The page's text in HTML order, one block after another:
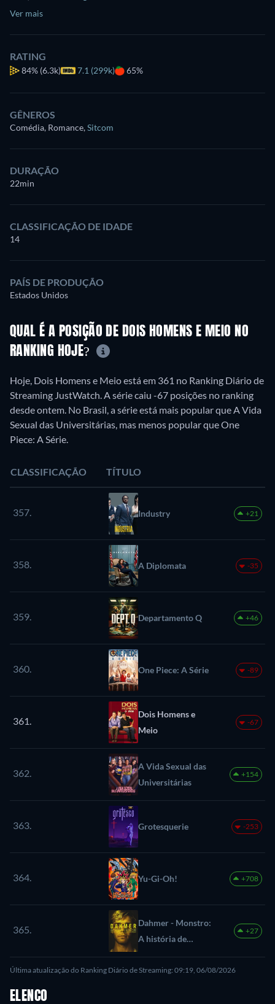
Ver mais
RATING
84% (6.3k) 7.1 (299k) 65%
GÊNEROS
Comédia, Romance,Sitcom
DURAÇÃO
22min
CLASSIFICAÇÃO DE IDADE
14
PAÍS DE PRODUÇÃO
Estados Unidos
QUAL É A POSIÇÃO DE DOIS HOMENS E MEIO NO
RANKING HOJE?
Hoje, Dois Homens e Meio está em 361 no Ranking Diário de
Streaming JustWatch. A série caiu -67 posições no ranking
desde ontem. No Brasil, a série está mais popular que A Vida
Sexual das Universitárias, mas menos popular que One
Piece: A Série.
CLASSIFICAÇÃO TÍTULO
357. Industry +21
358. A Diplomata -35
359. Departamento Q +46
360. One Piece: A Série -89
361.
Dois Homens e
Meio
-67
362.
A Vida Sexual das
Universitárias
+154
363. Grotesquerie -253
364. Yu-Gi-Oh! +708
365.
Dahmer - Monstro:
A história de
Jeffrey Dahmer
+27
Última atualização do Ranking Diário de Streaming: 09:19, 06/08/2026
ELENCO